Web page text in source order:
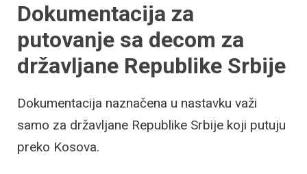
Dokumentacija za
putovanje sa decom za
državljane Republike Srbije
Dokumentacija naznačena u nastavku važi
samo za državljane Republike Srbije koji putuju
preko Kosova.